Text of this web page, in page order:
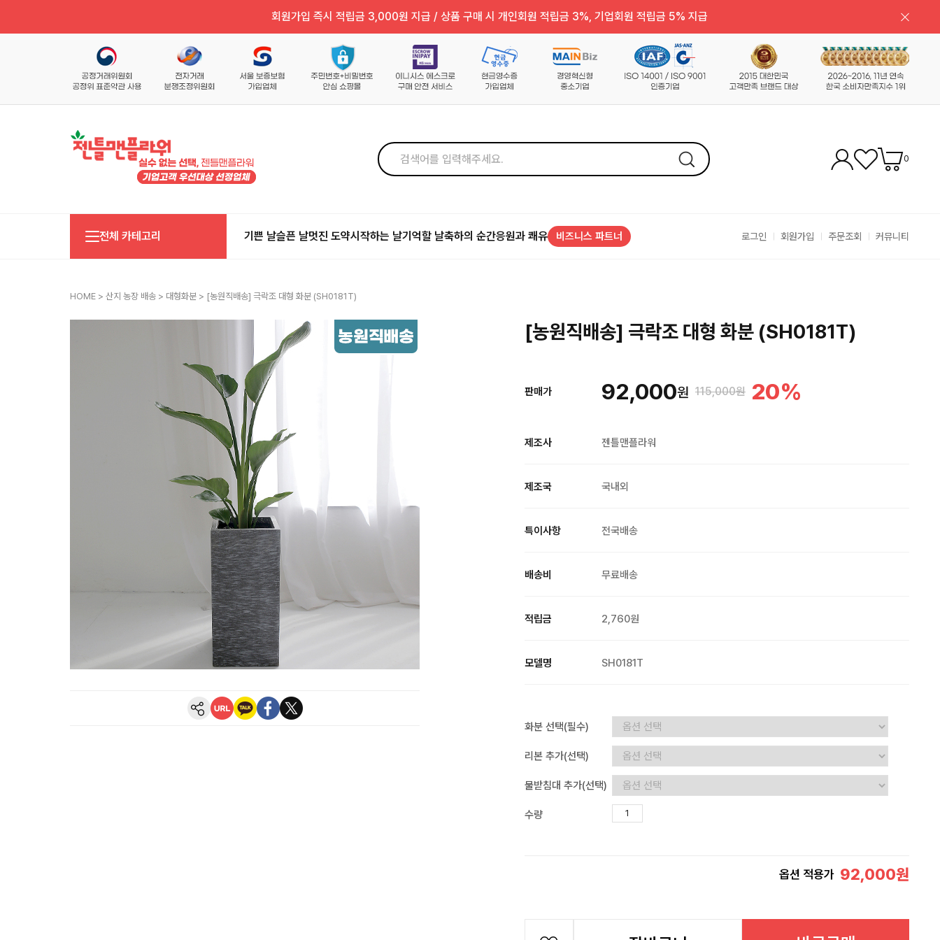
회원가입 즉시 적립금 3,000원 지급 / 상품 구매 시 개인회원 적립금 3%, 기업회원 적립금 5% 지급
0
전체 카테고리 기쁜 날슬픈 날멋진 도약시작하는 날기억할 날축하의 순간응원과 쾌유 비즈니스 파트너 로그인 회원가입 주문조회 커뮤니티
HOME > 산지 농장 배송 > 대형화분 > [농원직배송] 극락조 대형 화분 (SH0181T)
[농원직배송] 극락조 대형 화분 (SH0181T)
판매가 92,000원 115,000원 20%
제조사 젠틀맨플라워
제조국 국내외
특이사항 전국배송
배송비 무료배송
적립금 2,760원
모델명 SH0181T
화분 선택(필수)
리본 추가(선택)
물받침대 추가(선택)
수량
옵션 적용가 92,000원